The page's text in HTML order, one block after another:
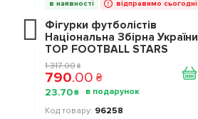
в наявності відправимо сьогодні
Фігурки футболістів
Національна Збірна України
TOP FOOTBALL STARS
Collection 2 10100251
1 317.00 ₴
790.00 ₴
23.70 ₴
96258